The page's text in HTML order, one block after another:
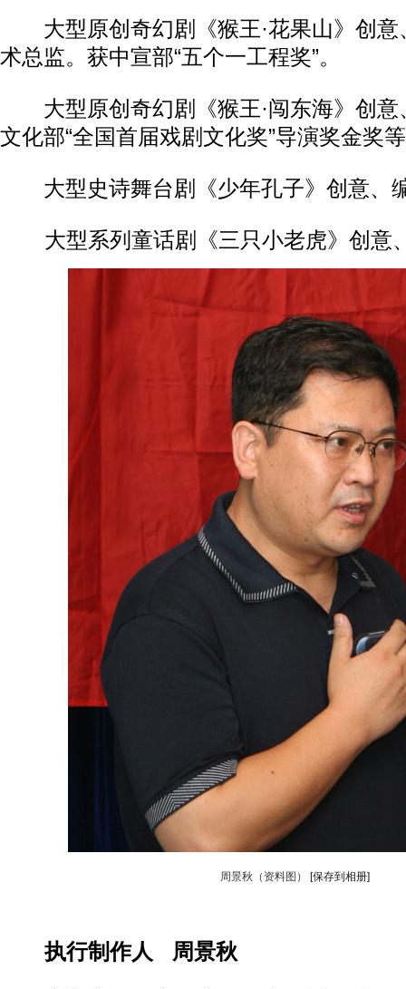
大型原创奇幻剧《猴王·花果山》创意
术总监。获中宣部“五个一工程奖”。
大型原创奇幻剧《猴王·闯东海》创意
文化部“全国首届戏剧文化奖”导演奖金奖
大型史诗舞台剧《少年孔子》创意、
大型系列童话剧《三只小老虎》创意
周景秋（资料图） [保存到相册]
执行制作人 周景秋